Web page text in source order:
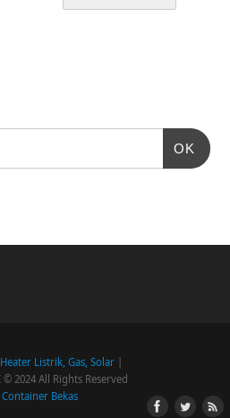
OK
Listrik, Gas, Solar|
© 2024 All Rights Reserved
Container Bekas